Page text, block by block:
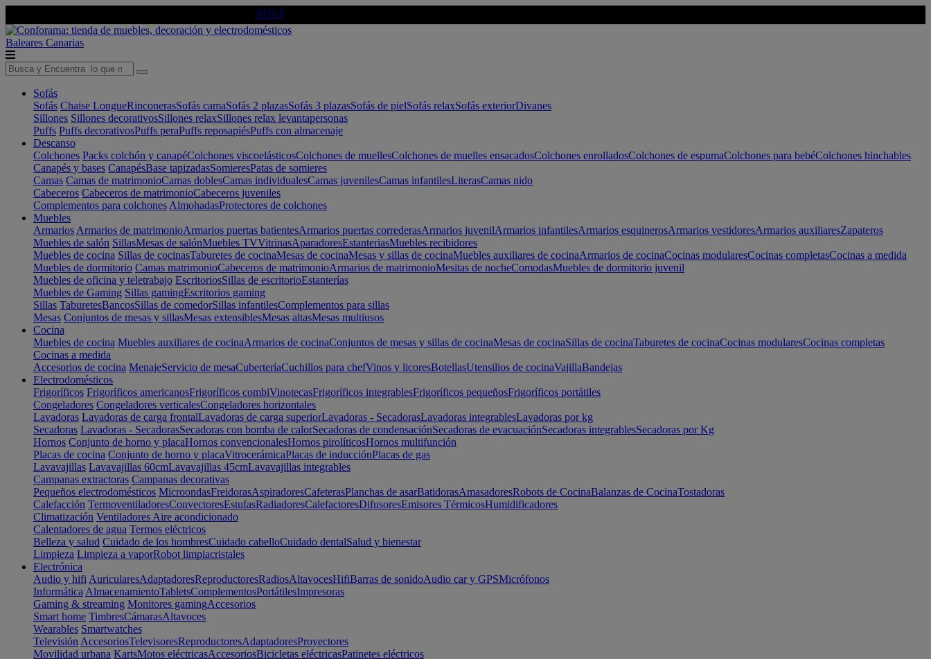
AQUÍ
Baleares Canarias
Sofás
Sofás Chaise LongueRinconerasSofás camaSofás 2 plazasSofás 3 plazasSofás de pielSofás relaxSofás exteriorDivanes
Sillones Sillones decorativosSillones relaxSillones relax levantapersonas
Puffs Puffs decorativosPuffs peraPuffs reposapiésPuffs con almacenaje
Descanso
Colchones Packs colchón y canapéColchones viscoelásticosColchones de muellesColchones de muelles ensacadosColchones enrolladosColchones de espumaColchones para bebéColchones hinchables
Canapés y bases CanapésBase tapizadasSomieresPatas de somieres
Camas Camas de matrimonioCamas doblesCamas individualesCamas juvenilesCamas infantilesLiterasCamas nido
Cabeceros Cabeceros de matrimonioCabeceros juveniles
Complementos para colchones AlmohadasProtectores de colchones
Muebles
Armarios Armarios de matrimonioArmarios puertas batientesArmarios puertas correderasArmarios juvenilArmarios infantilesArmarios esquinerosArmarios vestidoresArmarios auxiliaresZapateros
Muebles de salón SillasMesas de salónMuebles TVVitrinasAparadoresEstanteriasMuebles recibidores
Muebles de cocina Sillas de cocinasTaburetes de cocinaMesas de cocinaMesas y sillas de cocinaMuebles auxiliares de cocinaArmarios de cocinaCocinas modularesCocinas completasCocinas a medida
Muebles de dormitorio Camas matrimonioCabeceros de matrimonioArmarios de matrimonioMesitas de nocheComodasMuebles de dormitorio juvenil
Muebles de oficina y teletrabajo EscritoriosSillas de escritorioEstanterías
Muebles de Gaming Sillas gamingEscritorios gaming
Sillas TaburetesBancosSillas de comedorSillas infantilesComplementos para sillas
Mesas Conjuntos de mesas y sillasMesas extensiblesMesas altasMesas multiusos
Cocina
Muebles de cocina Muebles auxiliares de cocinaArmarios de cocinaConjuntos de mesas y sillas de cocinaMesas de cocinaSillas de cocinaTaburetes de cocinaCocinas modularesCocinas completas
Cocinas a medida
Accesorios de cocina MenajeServicio de mesaCuberteríaCuchillos para chefVinos y licoresBotellasUtensilios de cocinaVajillaBandejas
Electrodomésticos
Frigoríficos Frigoríficos americanosFrigoríficos combiVinotecasFrigoríficos integrablesFrigoríficos pequeñosFrigoríficos portátiles
Congeladores Congeladores verticalesCongeladores horizontales
Lavadoras Lavadoras de carga frontalLavadoras de carga superiorLavadoras - SecadorasLavadoras integrablesLavadoras por kg
Secadoras Lavadoras - SecadorasSecadoras con bomba de calorSecadoras de condensaciónSecadoras de evacuaciónSecadoras integrablesSecadoras por Kg
Hornos Conjunto de horno y placaHornos convencionalesHornos pirolíticosHornos multifunción
Placas de cocina Conjunto de horno y placaVitrocerámicaPlacas de inducciónPlacas de gas
Lavavajillas Lavavajillas 60cmLavavajillas 45cmLavavajillas integrables
Campanas extractoras Campanas decorativas
Pequeños electrodomésticos MicroondasFreidorasAspiradoresCafeterasPlanchas de asarBatidorasAmasadoresRobots de CocinaBalanzas de CocinaTostadoras
Calefacción TermoventiladoresConvectoresEstufasRadiadoresCalefactoresDifusoresEmisores TérmicosHumidificadores
Climatización Ventiladores Aire acondicionado
Calentadores de agua Termos eléctricos
Belleza y salud Cuidado de los hombresCuidado cabelloCuidado dentalSalud y bienestar
Limpieza Limpieza a vaporRobot limpiacristales
Electrónica
Audio y hifi AuricularesAdaptadoresReproductoresRadiosAltavocesHifiBarras de sonidoAudio car y GPSMicrófonos
Informática AlmacenamientoTabletsComplementosPortátilesImpresoras
Gaming & streaming Monitores gamingAccesorios
Smart home TimbresCámarasAltavoces
Wearables Smartwatches
Televisión AccesoriosTelevisoresReproductoresAdaptadoresProyectores
Movilidad urbana KartsMotos eléctricasAccesoriosBicicletas eléctricasPatinetes eléctricos